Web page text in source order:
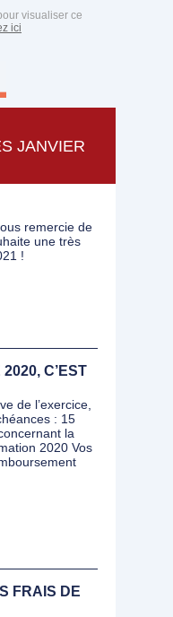
visualiser ce
ici
JANVIER
remercie de
une très
!
C’EST
de l’exercice,
: 15
la
2020 Vos
FRAIS DE